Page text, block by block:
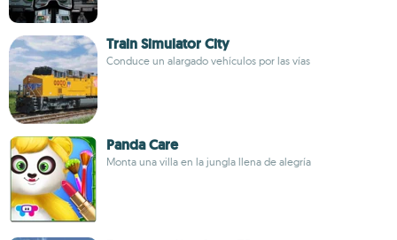
Train Simulator City
Conduce un alargado vehículos por las vías
Panda Care
Monta una villa en la jungla llena de alegría